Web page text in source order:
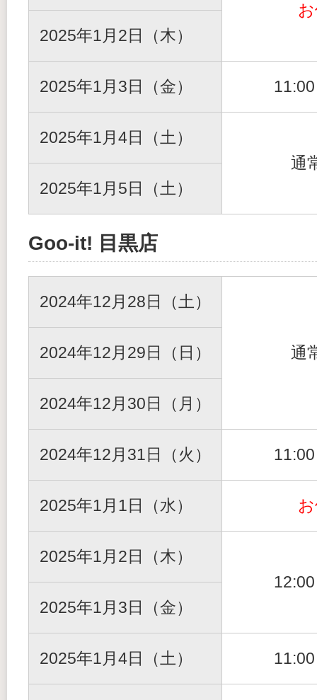
2025年1月2日（木）
2025年1月3日（金）
2025年1月4日（土）
通
2025年1月5日（土）
Goo-it! 目黒店
2024年12月28日（土）
通
2024年12月29日（日）
2024年12月30日（月）
2024年12月31日（火）
2025年1月1日（水）
2025年1月2日（木）
2025年1月3日（金）
2025年1月4日（土）